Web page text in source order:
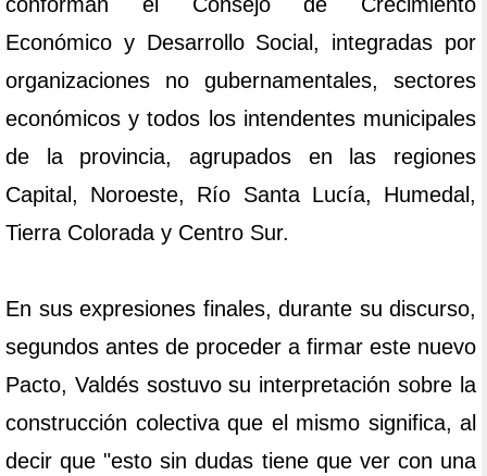
conforman el Consejo de Crecimiento
Económico y Desarrollo Social, integradas por
organizaciones no gubernamentales, sectores
económicos y todos los intendentes municipales
de la provincia, agrupados en las regiones
Capital, Noroeste, Río Santa Lucía, Humedal,
Tierra Colorada y Centro Sur.
En sus expresiones finales, durante su discurso,
segundos antes de proceder a firmar este nuevo
Pacto, Valdés sostuvo su interpretación sobre la
construcción colectiva que el mismo significa, al
decir que "esto sin dudas tiene que ver con una